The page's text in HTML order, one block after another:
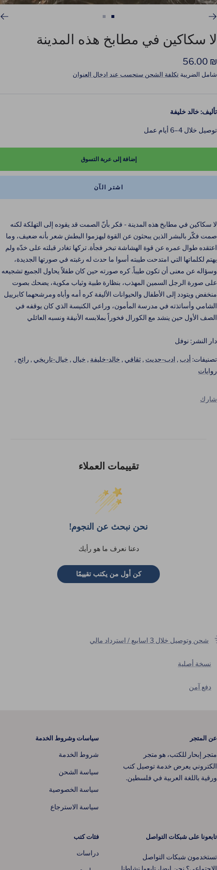
1
2
لا سكاكين في مطابخ هذه المدينة
السعر
المخفَّض
₪ 56.00
شامل الضريبة تكلفة الشحن ستحسب عند ادخال العنوان
تأليف: خالد خليفة
توصيل خلال 4–6 أيام عمل
إضافة إلى عربة التسوق
اشتر الآن
لا سكاكين في مطابخ هذه المدينة - فكر بأنّ الصمت قد يقوده إلى التهلكة لكنه
صمت فكّر بالبشر الذين يبحثون عن القوة ليهزموا البطش شعر بأنه ضعيف، وما
اعتقده طوال عمره عن قوة الهشاشة تبخر فجأة. تركها تغادر قبلته على خدّه ولم
يهتم لكلماتها التي امتدحت طيبته أسوا ما حدث له رغبته في صورتها الجديدة،
وسؤاله عن معنى أن تكون طيباً. كره صورته حين كان طفلاً يحاول الجميع تشجيعه
على صورة الرجل السمين المهذب، بنظارة طبية وثياب مكوية، يضحك بصوت
منخفض ويتودد إلى الأطفال والحيوانات الأليفة كره أمه وأباه ومرشحهما كابرييل
الشامي وأساتذته في مدرسة المأمون، وراعي الكنيسة الذي كان يوقفه في
الصف الأول حين ينشد مع الكورال فخوراً بملابسه الأنيقة ونسبه العائلي
دار النشر: نوفل
تصنيفات: أدب , ادب-حديث ,ثقافي , خالد-خليفة , خيال , خيال-تاريخي , رائج ,
روايات
شارك
تقييمات العملاء
نحن نبحث عن النجوم!
دعنا نعرف ما هو رأيك
كن أول من يكتب تقييمًا
شحن وتوصيل خلال 3 اسابيع / استرداد مالي
نسخة أصلية
دفع آمن
عن المتجر
متجر إبحار للكتب، هو متجر
الكتروني يعرض خدمة توصيل كتب
ورقية باللغة العربية في فلسطين.
سياسات وشروط الخدمة
شروط الخدمة
سياسة الشحن
سياسة الخصوصية
سياسة الاسترجاع
تابعونا على شبكات التواصل
تستخدمون شبكات التواصل
فئات كتب
دراسات